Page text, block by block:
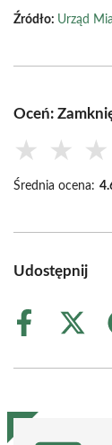
Źródło: Urząd
Oceń:
★ ★ ★
Średnia ocena:
Udostępnij
Share
Share